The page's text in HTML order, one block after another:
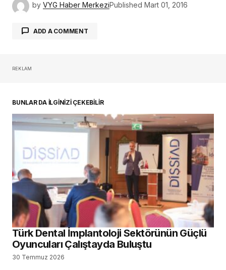
by VYG Haber MerkeziPublished Mart 01, 2016
ADD A COMMENT
REKLAM
BUNLAR DA İLGİNİZİ ÇEKEBİLİR
Türk Dental İmplantoloji Sektörünün Güçlü
Oyuncuları Çalıştayda Buluştu
30 Temmuz 2026